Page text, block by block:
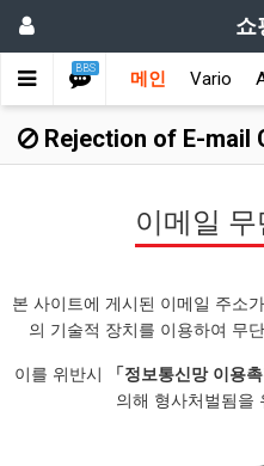
쇼
BBS
메인 Vario
Rejection of E-mail
이메일
본 사이트에 게시된 이메일 주소
의 기술적 장치를 이용하여 무
이를 위반시 「정보통신망 이용
의해 형사처벌됨을